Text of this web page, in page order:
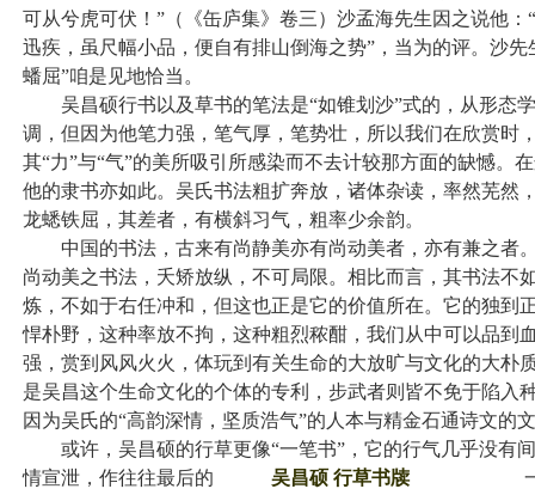
可从兮虎可伏！”（《缶庐集》卷三）沙孟海先生因之说他
迅疾，虽尺幅小品，便自有排山倒海之势”，当为的评。沙
蟠屈”咱是见地恰当。
吴昌硕行书以及草书的笔法是“如锥划沙”式的，从形态
调，但因为他笔力强，笔气厚，笔势壮，所以我们在欣赏时
其“力”与“气”的美所吸引所感染而不去计较那方面的缺憾。
他的隶书亦如此。吴氏书法粗扩奔放，诸体杂读，率然芜然
龙蟋铁屈，其差者，有横斜习气，粗率少余韵。
中国的书法，古来有尚静美亦有尚动美者，亦有兼之者
尚动美之书法，夭矫放纵，不可局限。相比而言，其书法不
炼，不如于右任冲和，但这也正是它的价值所在。它的独到
悍朴野，这种率放不拘，这种粗烈秾酣，我们从中可以品到
强，赏到风风火火，体玩到有关生命的大放旷与文化的大朴
是吴昌这个生命文化的个体的专利，步武者则皆不免于陷
因为吴氏的“高韵深情，坚质浩气”的人本与精金石通诗文的
或许，吴昌硕的行草更像“一笔书”，它的行气几乎没有
情宣泄，作往往最后的 吴昌硕 行草书牍一笔。我